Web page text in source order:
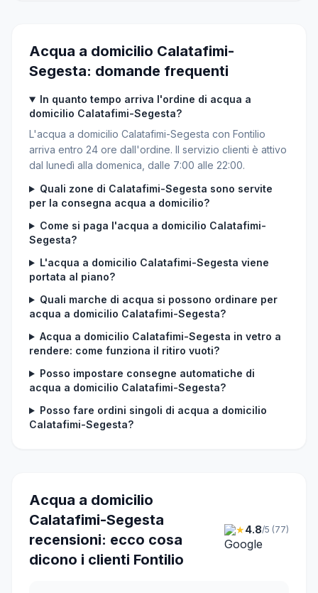
Acqua a domicilio Calatafimi-
Segesta: domande frequenti
In quanto tempo arriva l'ordine di acqua a
domicilio Calatafimi-Segesta?
L'acqua a domicilio Calatafimi-Segesta con Fontilio
arriva entro 24 ore dall'ordine. Il servizio clienti è attivo
dal lunedì alla domenica, dalle 7:00 alle 22:00.
Quali zone di Calatafimi-Segesta sono servite
per la consegna acqua a domicilio?
Come si paga l'acqua a domicilio Calatafimi-
Segesta?
L'acqua a domicilio Calatafimi-Segesta viene
portata al piano?
Quali marche di acqua si possono ordinare per
acqua a domicilio Calatafimi-Segesta?
Acqua a domicilio Calatafimi-Segesta in vetro a
rendere: come funziona il ritiro vuoti?
Posso impostare consegne automatiche di
acqua a domicilio Calatafimi-Segesta?
Posso fare ordini singoli di acqua a domicilio
Calatafimi-Segesta?
Acqua a domicilio
Calatafimi-Segesta
recensioni: ecco cosa
dicono i clienti Fontilio
★4.8/5 (77)